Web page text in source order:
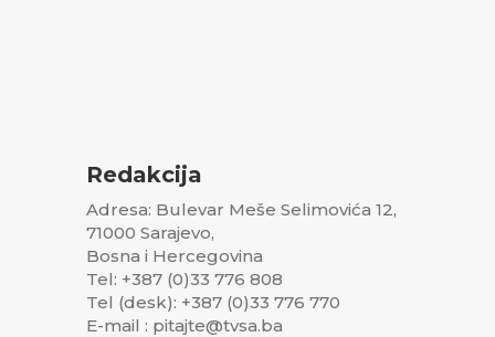
Redakcija
Adresa: Bulevar Meše Selimovića 12,
71000 Sarajevo,
Bosna i Hercegovina
Tel: +387 (0)33 776 808
Tel (desk): +387 (0)33 776 770
E-mail : pitajte@tvsa.ba